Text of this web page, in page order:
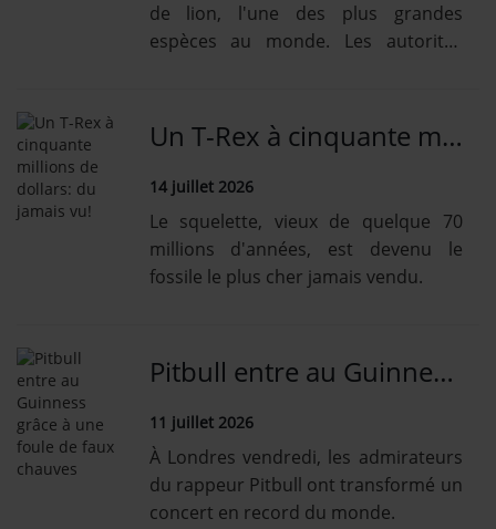
de lion, l'une des plus grandes
espèces au monde. Les autorités
Un T-Rex à cinquante millions de dollars: du jamais vu!
14 juillet 2026
Le squelette, vieux de quelque 70
millions d'années, est devenu le
fossile le plus cher jamais vendu.
Pitbull entre au Guinness grâce à une foule de faux chauves
11 juillet 2026
À Londres vendredi, les admirateurs
du rappeur Pitbull ont transformé un
concert en record du monde.